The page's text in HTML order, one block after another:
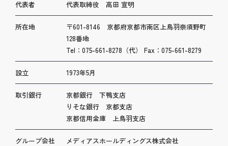
代表者 代表取締役 高田 宣明
所在地
〒601-8146 京都府京都市南区上鳥羽奈須野町
128番地
Tel：075-661-8278（代） Fax：075-661-8279
設立 1973年5月
取引銀行
京都銀行 下鴨支店
りそな銀行 京都支店
京都信用金庫 上鳥羽支店
グループ会社 メディアスホールディングス株式会社